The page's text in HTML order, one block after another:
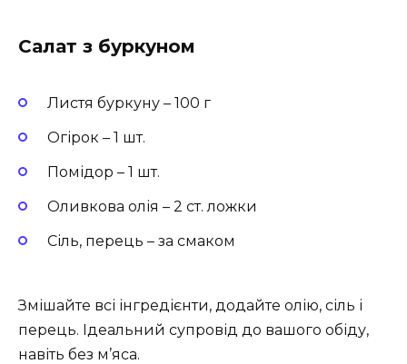
Салат з буркуном
Листя буркуну – 100 г
Огірок – 1 шт.
Помідор – 1 шт.
Оливкова олія – 2 ст. ложки
Сіль, перець – за смаком
Змішайте всі інгредієнти, додайте олію, сіль і
перець. Ідеальний супровід до вашого обіду,
навіть без м’яса.